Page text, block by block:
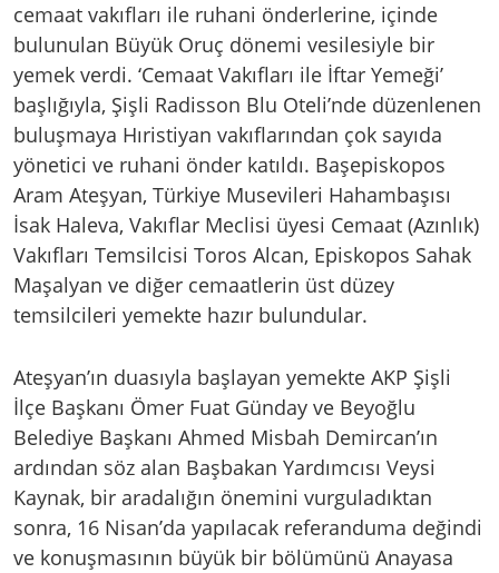
cemaat vakıfları ile ruhani önderlerine, içinde
bulunulan Büyük Oruç dönemi vesilesiyle bir
yemek verdi. ‘Cemaat Vakıfları ile İftar Yemeği’
başlığıyla, Şişli Radisson Blu Oteli’nde düzenlenen
buluşmaya Hıristiyan vakıflarından çok sayıda
yönetici ve ruhani önder katıldı. Başepiskopos
Aram Ateşyan, Türkiye Musevileri Hahambaşısı
İsak Haleva, Vakıflar Meclisi üyesi Cemaat (Azınlık)
Vakıfları Temsilcisi Toros Alcan, Episkopos Sahak
Maşalyan ve diğer cemaatlerin üst düzey
temsilcileri yemekte hazır bulundular.
Ateşyan’ın duasıyla başlayan yemekte AKP Şişli
İlçe Başkanı Ömer Fuat Günday ve Beyoğlu
Belediye Başkanı Ahmed Misbah Demircan’ın
ardından söz alan Başbakan Yardımcısı Veysi
Kaynak, bir aradalığın önemini vurguladıktan
sonra, 16 Nisan’da yapılacak referanduma değindi
ve konuşmasının büyük bir bölümünü Anayasa